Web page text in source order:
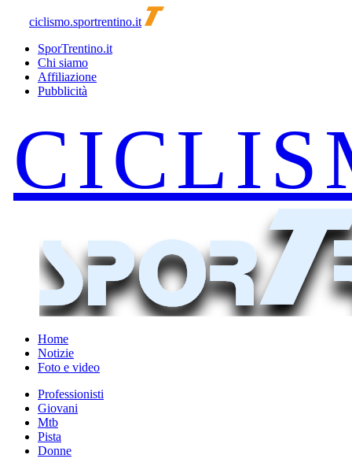
ciclismo.sportrentino.it
SporTrentino.it
Chi siamo
Affiliazione
Pubblicità
Home
Notizie
Foto e video
Professionisti
Giovani
Mtb
Pista
Donne